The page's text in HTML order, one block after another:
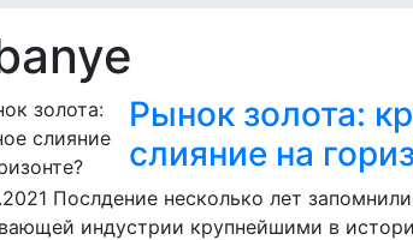
Рынок золота:
слияние на
Послдение несколько лет
индустрии крупнейшими в